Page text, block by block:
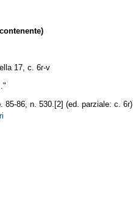
17, c. 6r-v
85-86, n. 530.[2] (ed. parziale: c. 6r)